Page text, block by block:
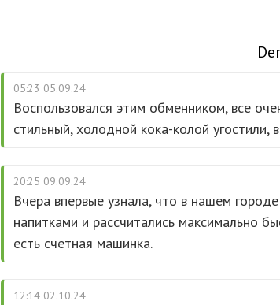
05:23 05.09.24
Воспользовался этим обменником, все
стильный, холодной кока-колой
20:25 09.09.24
Вчера впервые узнала, что в нашем
напитками и рассчитались максимально
есть счетная машинка.
12:14 02.10.24